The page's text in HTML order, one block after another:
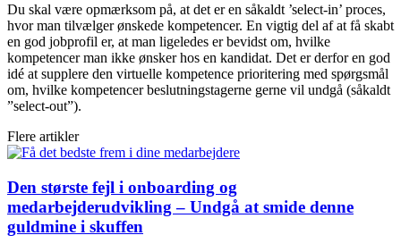
Du skal være opmærksom på, at det er en såkaldt ’select-in’ proces,
hvor man tilvælger ønskede kompetencer. En vigtig del af at få skabt
en god jobprofil er, at man ligeledes er bevidst om, hvilke
kompetencer man ikke ønsker hos en kandidat. Det er derfor en god
idé at supplere den virtuelle kompetence prioritering med spørgsmål
om, hvilke kompetencer beslutningstagerne gerne vil undgå (såkaldt
”select-out”).
Flere artikler
Den største fejl i onboarding og
medarbejderudvikling – Undgå at smide denne
guldmine i skuffen